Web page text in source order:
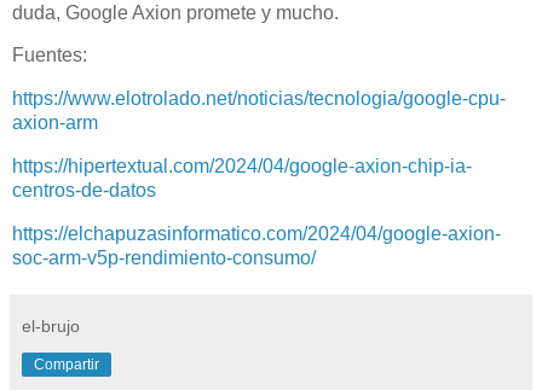
duda, Google Axion promete y mucho.
Fuentes:
https://www.elotrolado.net/noticias/tecnologia/google-cpu-
axion-arm
https://hipertextual.com/2024/04/google-axion-chip-ia-
centros-de-datos
https://elchapuzasinformatico.com/2024/04/google-axion-
soc-arm-v5p-rendimiento-consumo/
el-brujo
Compartir